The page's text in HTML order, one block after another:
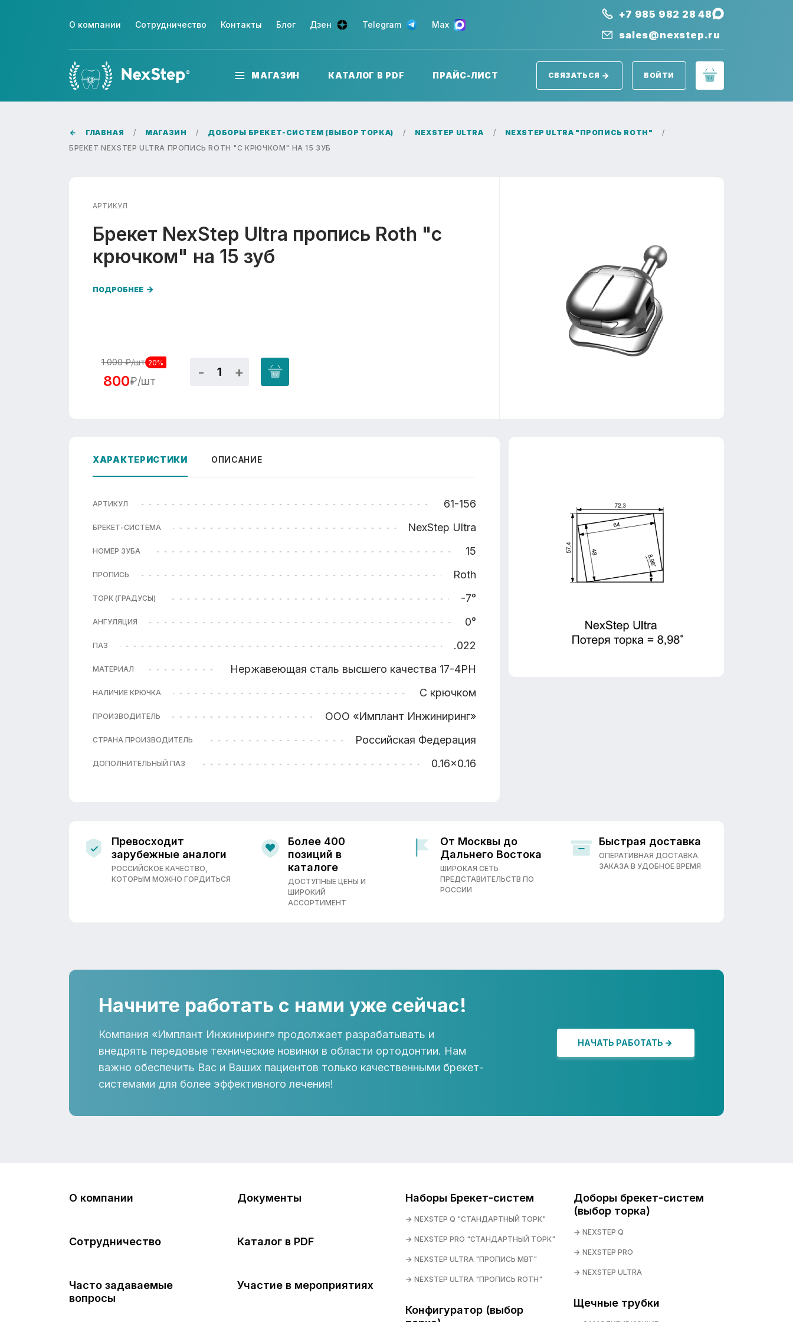
О компании Сотрудничество Контакты Блог Дзен Telegram Max
+7 985 982 28 48
sales@nexstep.ru
МАГАЗИН КАТАЛОГ В PDF ПРАЙС-ЛИСТ СВЯЗАТЬСЯ ВОЙТИ
ГЛАВНАЯ МАГАЗИН ДОБОРЫ БРЕКЕТ-СИСТЕМ (ВЫБОР ТОРКА) NEXSTEP ULTRA
NEXSTEP ULTRA "ПРОПИСЬ ROTH"
БРЕКЕТ NEXSTEP ULTRA ПРОПИСЬ ROTH "C КРЮЧКОМ" НА 15 ЗУБ
АРТИКУЛ
Брекет NexStep Ultra пропись Roth "c
крючком" на 15 зуб
ПОДРОБНЕЕ
1 000 ₽/шт 20%
800₽/шт
ХАРАКТЕРИСТИКИ ОПИСАНИЕ
АРТИКУЛ 61-156
БРЕКЕТ-СИСТЕМА NexStep Ultra
НОМЕР ЗУБА 15
ПРОПИСЬ Roth
ТОРК (ГРАДУСЫ) -7°
АНГУЛЯЦИЯ 0°
ПАЗ .022
МАТЕРИАЛ Нержавеющая сталь высшего качества 17-4PH
НАЛИЧИЕ КРЮЧКА С крючком
ПРОИЗВОДИТЕЛЬ ООО «Имплант Инжиниринг»
СТРАНА ПРОИЗВОДИТЕЛЬ Российская Федерация
ДОПОЛНИТЕЛЬНЫЙ ПАЗ 0.16x0.16
Превосходит
зарубежные аналоги
РОССИЙСКОЕ КАЧЕСТВО,
КОТОРЫМ МОЖНО ГОРДИТЬСЯ
Более 400
позиций в
каталоге
ДОСТУПНЫЕ ЦЕНЫ И
ШИРОКИЙ
АССОРТИМЕНТ
От Москвы до
Дальнего Востока
ШИРОКАЯ СЕТЬ
ПРЕДСТАВИТЕЛЬСТВ ПО
РОССИИ
Быстрая доставка
ОПЕРАТИВНАЯ ДОСТАВКА
ЗАКАЗА В УДОБНОЕ ВРЕМЯ
Начните работать с нами уже сейчас!
Компания «Имплант Инжиниринг» продолжает разрабатывать и
внедрять передовые технические новинки в области ортодонтии. Нам
важно обеспечить Вас и Ваших пациентов только качественными брекет-
системами для более эффективного лечения!
НАЧАТЬ РАБОТАТЬ
О компании Документы
Сотрудничество Каталог в PDF
Часто задаваемые
вопросы
Участие в мероприятиях
Наборы Брекет-систем
NEXSTEP Q "СТАНДАРТНЫЙ ТОРК"
NEXSTEP PRO "СТАНДАРТНЫЙ ТОРК"
NEXSTEP ULTRA "ПРОПИСЬ MBT"
NEXSTEP ULTRA "ПРОПИСЬ ROTH"
Конфигуратор (выбор
Доборы брекет-систем
(выбор торка)
NEXSTEP Q
NEXSTEP PRO
NEXSTEP ULTRA
Щечные трубки